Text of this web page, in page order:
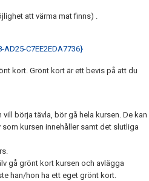
att värma mat finns) .
C7EE2EDA7736}
kort. Grönt kort är ett bevis på att du
börja tävla, bör gå hela kursen. De kan
kursen innehåller samt det slutliga
gå grönt kort kursen och avlägga
han/hon ha ett eget grönt kort.